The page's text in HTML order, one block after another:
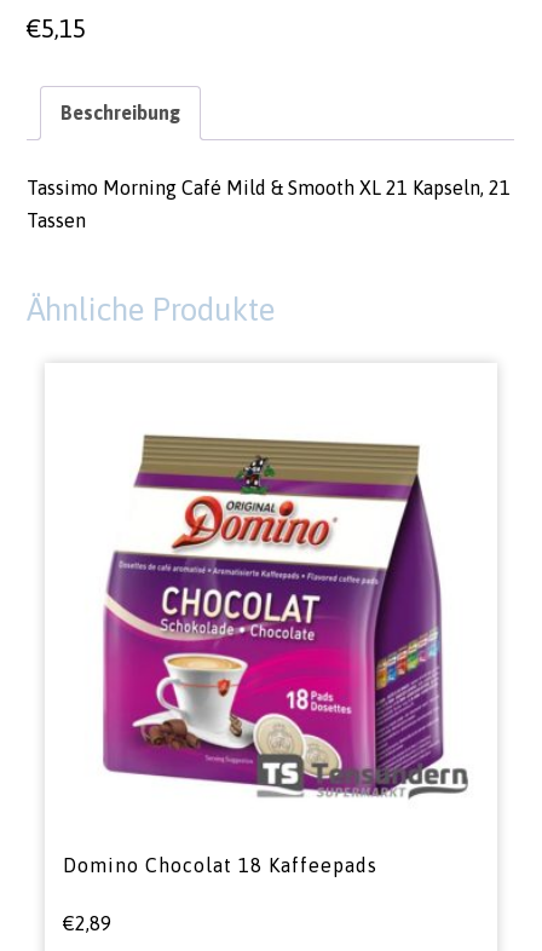
€5,15
Beschreibung
Tassimo Morning Café Mild & Smooth XL 21 Kapseln, 21
Tassen
Ähnliche Produkte
Domino Chocolat 18 Kaffeepads
€2,89